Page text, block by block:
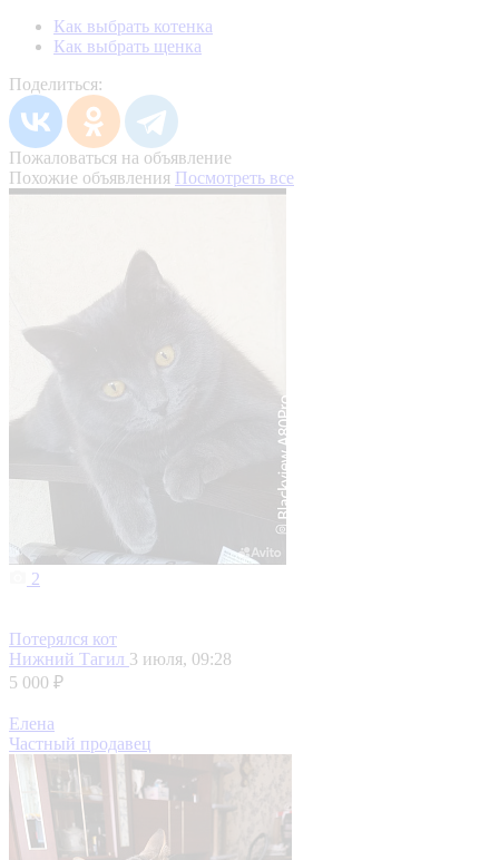
Как выбрать котенка
Как выбрать щенка
Поделиться:
Пожаловаться на объявление
Похожие объявления Посмотреть все
2
Потерялся кот
Нижний Тагил 3 июля, 09:28
5 000 ₽
Елена
Частный продавец